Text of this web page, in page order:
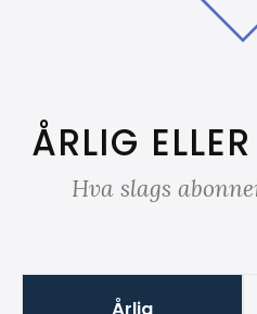
ÅRLIG
Hva slags
Årlig